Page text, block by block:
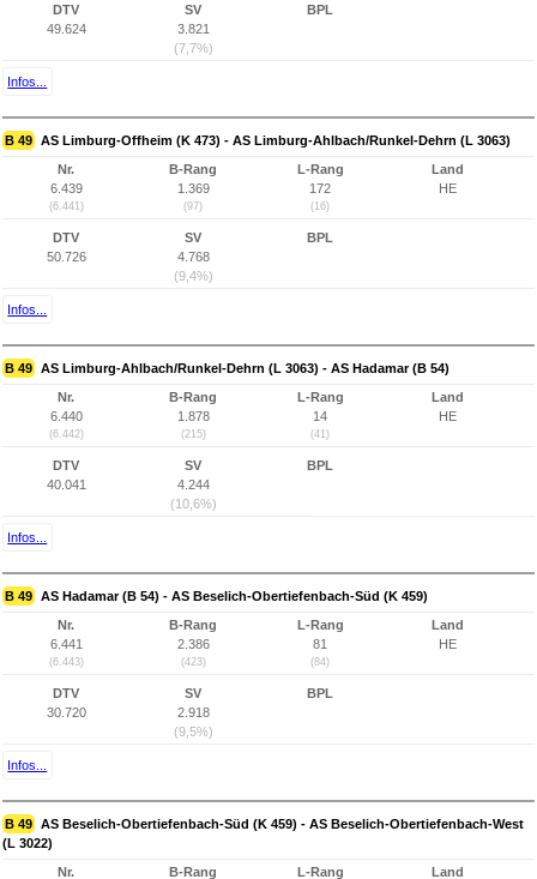
DTV
49.624
SV
3.821
(7,7%)
BPL
Infos...
B 49 AS Limburg-Offheim (K 473) - AS Limburg-Ahlbach/Runkel-Dehrn (L 3063)
Nr.
6.439
(6.441)
B-Rang
1.369
(97)
L-Rang
172
(16)
Land
HE
DTV
50.726
SV
4.768
(9,4%)
BPL
Infos...
B 49 AS Limburg-Ahlbach/Runkel-Dehrn (L 3063) - AS Hadamar (B 54)
Nr.
6.440
(6.442)
B-Rang
1.878
(215)
L-Rang
14
(41)
Land
HE
DTV
40.041
SV
4.244
(10,6%)
BPL
Infos...
B 49 AS Hadamar (B 54) - AS Beselich-Obertiefenbach-Süd (K 459)
Nr.
6.441
(6.443)
B-Rang
2.386
(423)
L-Rang
81
(84)
Land
HE
DTV
30.720
SV
2.918
(9,5%)
BPL
Infos...
B 49 AS Beselich-Obertiefenbach-Süd (K 459) - AS Beselich-Obertiefenbach-West
(L 3022)
Nr. B-Rang L-Rang Land